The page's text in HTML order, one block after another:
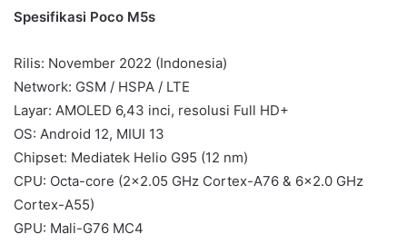
Spesifikasi Poco M5s
Rilis: November 2022 (Indonesia)
Network: GSM / HSPA / LTE
Layar: AMOLED 6,43 inci, resolusi Full HD+
OS: Android 12, MIUI 13
Chipset: Mediatek Helio G95 (12 nm)
CPU: Octa-core (2×2.05 GHz Cortex-A76 & 6×2.0 GHz
Cortex-A55)
GPU: Mali-G76 MC4